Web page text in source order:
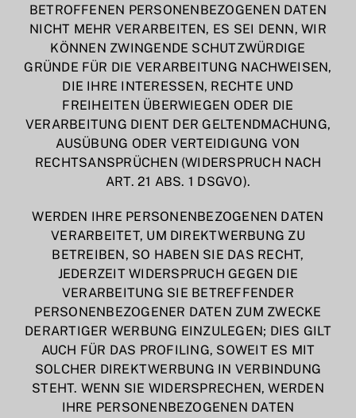
BETROFFENEN PERSONENBEZOGENEN DATEN
NICHT MEHR VERARBEITEN, ES SEI DENN, WIR
KÖNNEN ZWINGENDE SCHUTZWÜRDIGE
GRÜNDE FÜR DIE VERARBEITUNG NACHWEISEN,
DIE IHRE INTERESSEN, RECHTE UND
FREIHEITEN ÜBERWIEGEN ODER DIE
VERARBEITUNG DIENT DER GELTENDMACHUNG,
AUSÜBUNG ODER VERTEIDIGUNG VON
RECHTSANSPRÜCHEN (WIDERSPRUCH NACH
ART. 21 ABS. 1 DSGVO).
WERDEN IHRE PERSONENBEZOGENEN DATEN
VERARBEITET, UM DIREKTWERBUNG ZU
BETREIBEN, SO HABEN SIE DAS RECHT,
JEDERZEIT WIDERSPRUCH GEGEN DIE
VERARBEITUNG SIE BETREFFENDER
PERSONENBEZOGENER DATEN ZUM ZWECKE
DERARTIGER WERBUNG EINZULEGEN; DIES GILT
AUCH FÜR DAS PROFILING, SOWEIT ES MIT
SOLCHER DIREKTWERBUNG IN VERBINDUNG
STEHT. WENN SIE WIDERSPRECHEN, WERDEN
IHRE PERSONENBEZOGENEN DATEN